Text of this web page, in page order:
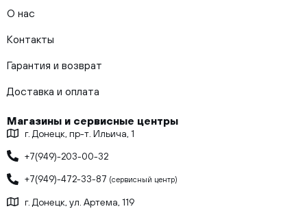
О нас
Контакты
Гарантия и возврат
Доставка и оплата
Магазины и сервисные центры
г. Донецк, пр-т. Ильича, 1
+7(949)-203-00-32
+7(949)-472-33-87 (сервисный центр)
г. Донецк, ул. Артема, 119